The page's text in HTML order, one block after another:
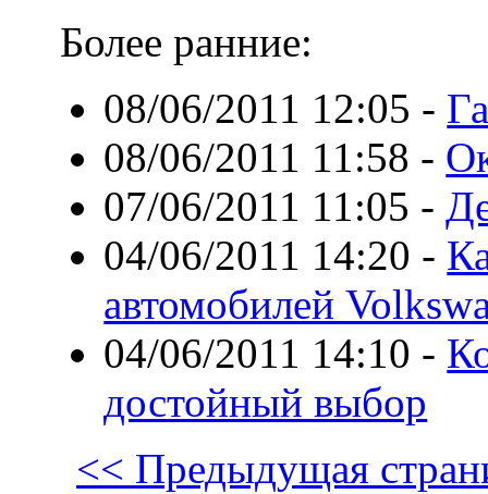
Более ранние:
08/06/2011 12:05 -
08/06/2011 11:58 -
07/06/2011 11:05 -
04/06/2011 14:20 -
автомобилей
04/06/2011 14:10 -
достойный выбор
<< Предыдущая